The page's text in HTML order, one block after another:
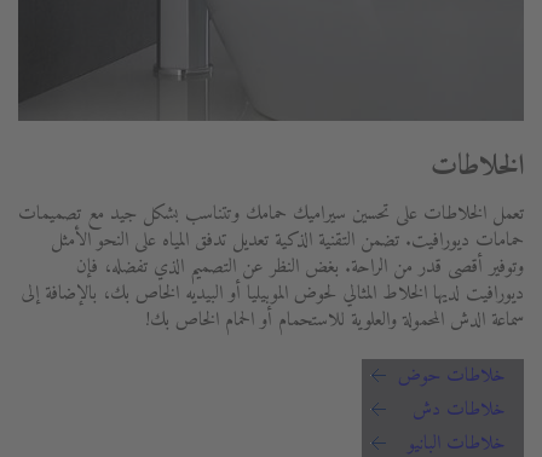
الخلاطات
تعمل الخلاطات على تحسين سيراميك حمامك وتتناسب بشكل جيد مع تصميمات
حمامات ديورافيت. تضمن التقنية الذكية تعديل تدفق المياه على النحو الأمثل
وتوفير أقصى قدر من الراحة. بغض النظر عن التصميم الذي تفضله، فإن
ديورافيت لديها الخلاط المثالي لحوض الموبيليا أو البيديه الخاص بك، بالإضافة إلى
سماعة الدش المحمولة والعلوية للاستحمام أو الحمام الخاص بك!
خلاطات حوض
خلاطات دش
خلاطات البانيو